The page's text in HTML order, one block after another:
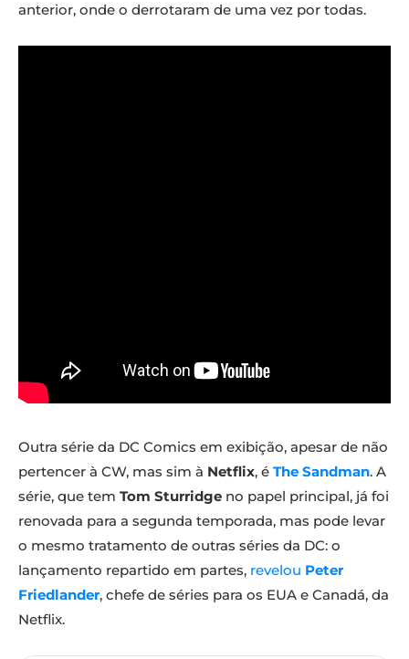
anterior, onde o derrotaram de uma vez por todas.
Outra série da DC Comics em exibição, apesar de não
pertencer à CW, mas sim à Netflix, é The Sandman. A
série, que tem Tom Sturridge no papel principal, já foi
renovada para a segunda temporada, mas pode levar
o mesmo tratamento de outras séries da DC: o
lançamento repartido em partes, revelou Peter
Friedlander, chefe de séries para os EUA e Canadá, da
Netflix.